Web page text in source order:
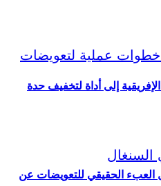
العبء الحقيقي للتعويضات عن
إلى أداة لتخفيف حدة